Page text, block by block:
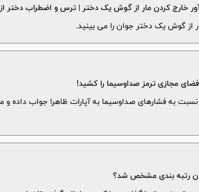
خارج کردن مار از گوش یک دختر | ترس و اضطراب دختر
از گوش یک دختر جوان را می بینید.
مجازی ترمز صداوسیما را کشید!
نسبت به فشارهای صداوسیما به آپارات ظاهرا جواب داده و
رتبه بندی مشخص شد؟